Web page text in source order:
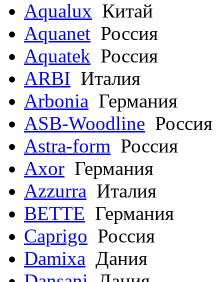
Aqualux Китай
Aquanet Россия
Aquatek Россия
ARBI Италия
Arbonia Германия
ASB-Woodline Россия
Astra-form Россия
Axor Германия
Azzurra Италия
BETTE Германия
Caprigo Россия
Damixa Дания